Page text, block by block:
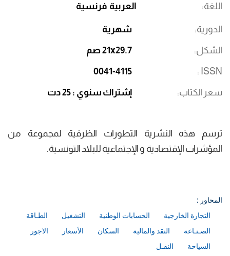
اللغة العربية فرنسية
الدورية شهرية
الشكل 21x29.7 صم
ISSN
0041-4115
سعر الكتاب إشتراك سنوي : 25 دت
ترسم هذه النشرية التطورات الظرفية لمجموعة من
المؤشرات الإقتصادية و الإجتماعية للبلاد التونسية.
المحاور :
التجارة الخارجية
الحسابات الوطنية التشغيل
الطـاقة
الصـنـاعة
النقد والمالية السكان الأسعار
الاجور
السياحة
النقـل